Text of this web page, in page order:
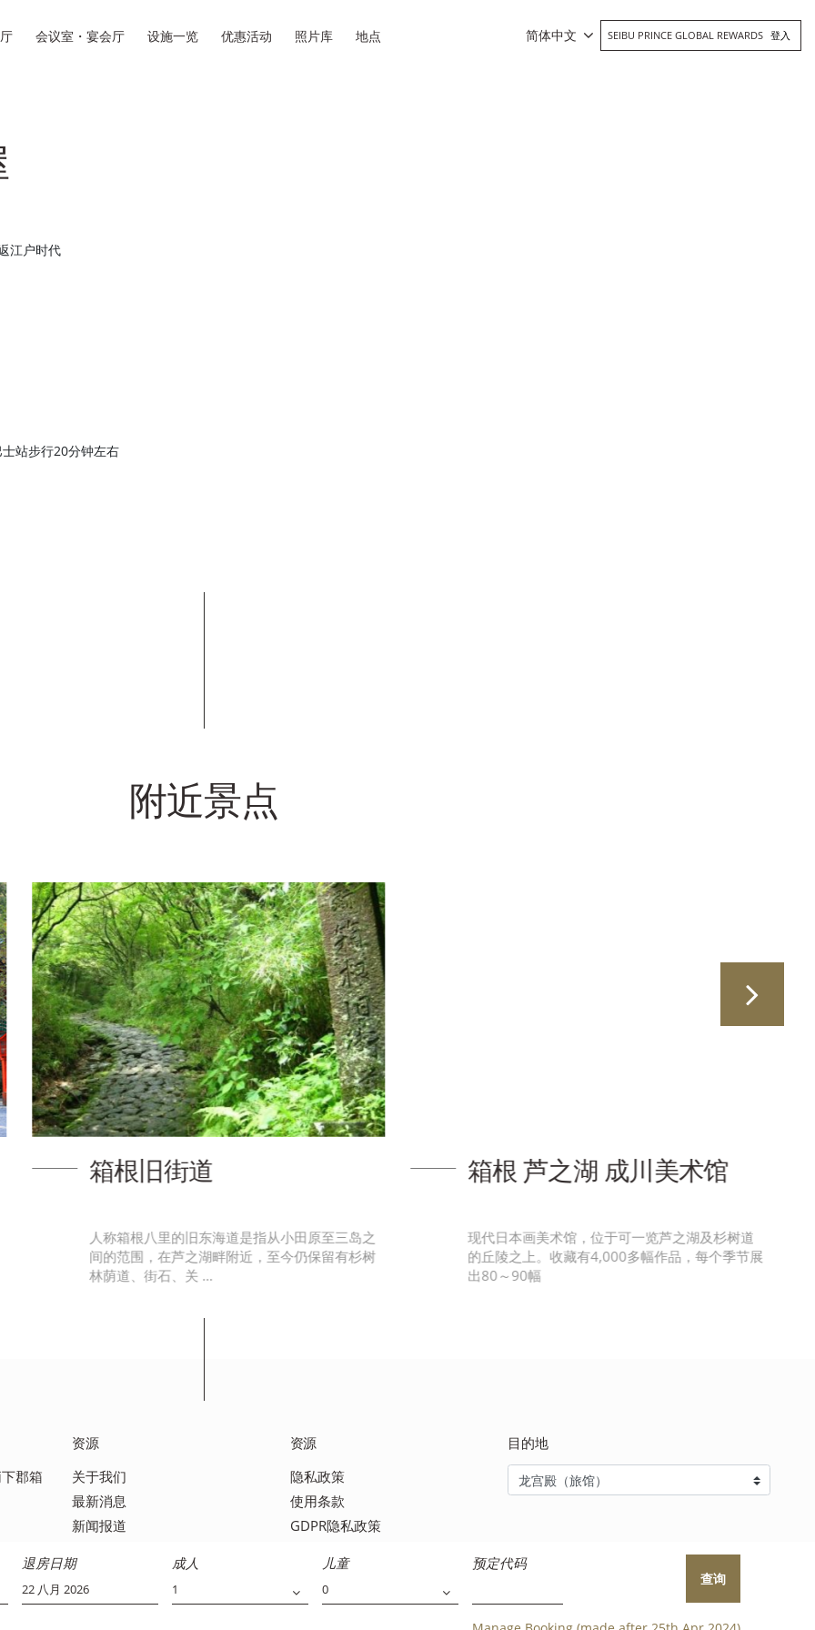
会议室・宴会厅 设施一览 优惠活动 照片库 地点 简体中文 SEIBU PRINCE GLOBAL REWARDS 登入
退房日期 成人 儿童 预定代码
查询
江户时代
站步行20分钟左右
附近景点
箱根旧街道
人称箱根八里的旧东海道是指从小田原至三岛之
间的范围，在芦之湖畔附近，至今仍保留有杉树
林荫道、街石、关 …
箱根 芦之湖 成川美术馆
现代日本画美术馆，位于可一览芦之湖及杉树道
的丘陵之上。收藏有4,000多幅作品，每个季节展
出80～90幅
郡箱
资源
关于我们
最新消息
新闻报道
常见问题解答
资源
隐私政策
使用条款
GDPR隐私政策
目的地